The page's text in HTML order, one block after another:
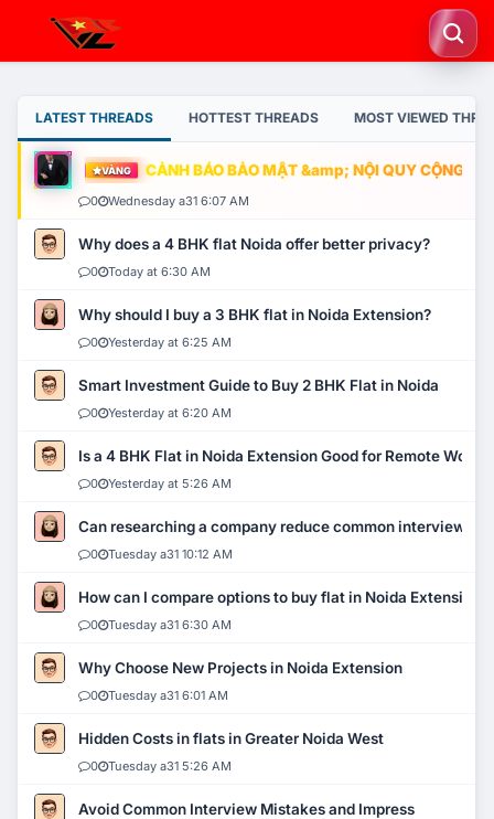
LATEST THREADS HOTTEST THREADS MOST VIEWED
VÀNG CẢNH BÁO BẢO MẬT &amp; NỘI QUY CỘNG
0 Wednesday a31 6:07 AM
Why does a 4 BHK flat Noida offer better privacy?
0 Today at 6:30 AM
Why should I buy a 3 BHK flat in Noida Extension?
0 Yesterday at 6:25 AM
Smart Investment Guide to Buy 2 BHK Flat in Noida
0 Yesterday at 6:20 AM
Is a 4 BHK Flat in Noida Extension Good for Remote Work?
0 Yesterday at 5:26 AM
Can researching a company reduce common interview
0 Tuesday a31 10:12 AM
How can I compare options to buy flat in Noida Extension?
0 Tuesday a31 6:30 AM
Why Choose New Projects in Noida Extension
0 Tuesday a31 6:01 AM
Hidden Costs in flats in Greater Noida West
0 Tuesday a31 5:26 AM
Avoid Common Interview Mistakes and Impress